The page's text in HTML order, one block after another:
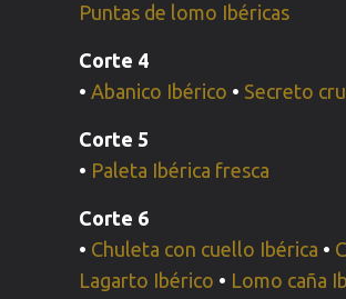
Puntas de lomo Ibéricas
Corte 4
•Abanico Ibérico • Secreto
Corte 5
• Paleta Ibérica fresca
Corte 6
• Chuleta con cuello Ibérica •
Lagarto Ibérico • Lomo caña